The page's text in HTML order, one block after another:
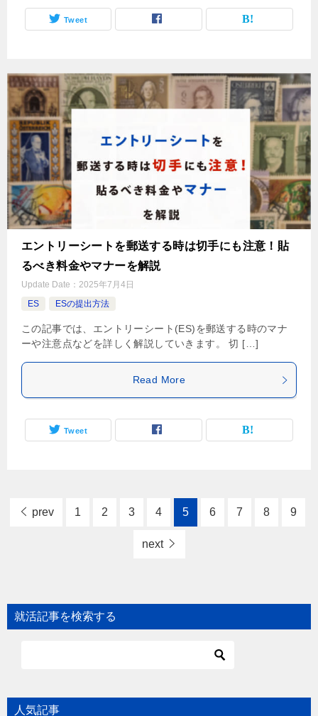
Tweet
エントリーシートを郵送する時は切手にも注意！貼
るべき料金やマナーを解説
Update Date： 2025年7月4日
ES
ESの提出方法
この記事では、エントリーシート(ES)を郵送する時のマナ
ーや注意点などを詳しく解説していきます。 切 […]
Read More
Tweet
prev 1 2 3 4 5 6 7 8 9
next
就活記事を検索する
人気記事